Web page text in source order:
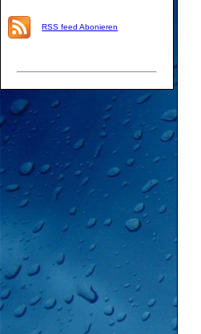
RSS feed Abonieren